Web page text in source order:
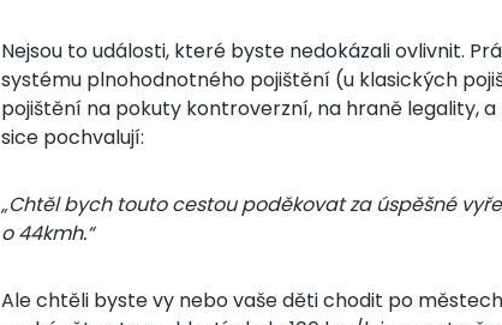
Nejsou to události, které byste nedokázali ovlivnit.
systému plnohodnotného pojištění (u klasických
pojištění na pokuty kontroverzní, na hraně legality,
sice pochvalují:
„Chtěl bych touto cestou poděkovat za úspěšné
o 44kmh.“
Ale chtěli byste vy nebo vaše děti chodit po